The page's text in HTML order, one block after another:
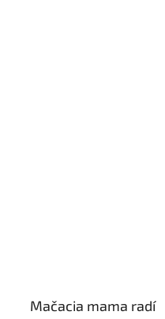
Mačacia mama radí